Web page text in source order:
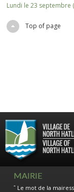
Lundi le 23 septembre
Top of page
MAIRIE
Le mot de la